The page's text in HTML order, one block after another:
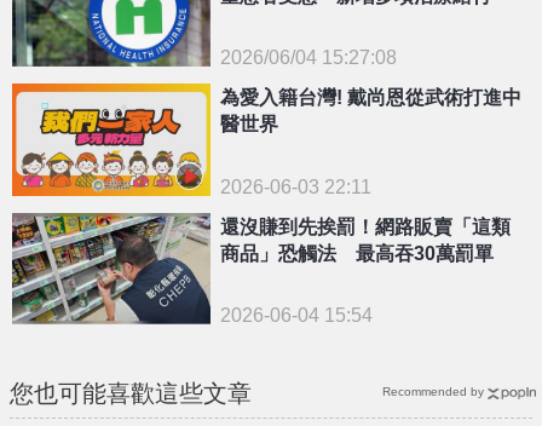
{PLAYICON}
2026/06/04 15:27:08
為愛入籍台灣! 戴尚恩從武術打進中
醫世界
2026-06-03 22:11
還沒賺到先挨罰！網路販賣「這類
商品」恐觸法 最高吞30萬罰單
2026-06-04 15:54
您也可能喜歡這些文章 Recommended by